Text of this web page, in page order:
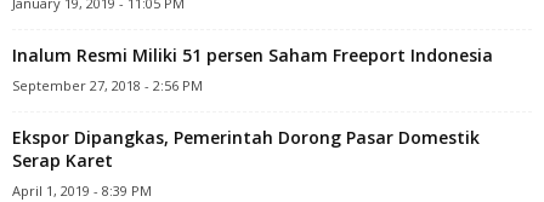
Inalum Resmi Miliki 51 persen Saham Freeport Indonesia
September 27, 2018 - 2:56 PM
Ekspor Dipangkas, Pemerintah Dorong Pasar Domestik
Serap Karet
April 1, 2019 - 8:39 PM